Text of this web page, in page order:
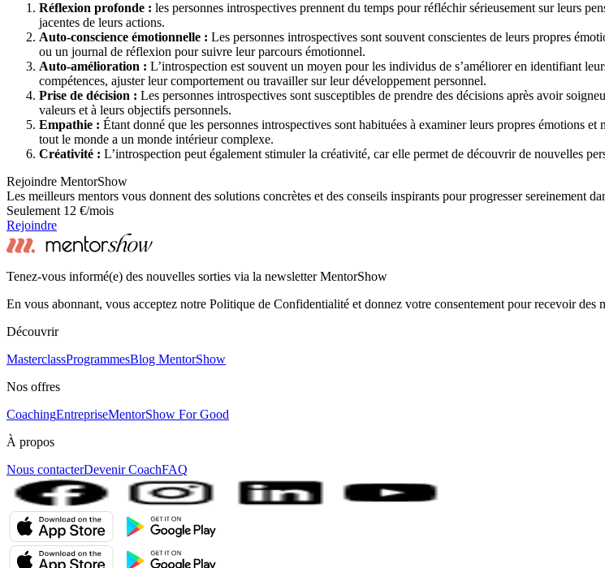
Réflexion profonde : les personnes introspectives prennent du temps pour réfléchir sérieusement sur leurs
jacentes de leurs actions.
Auto-conscience émotionnelle : Les personnes introspectives sont souvent conscientes de leurs propres
ou un journal de réflexion pour suivre leur parcours émotionnel.
Auto-amélioration : L’introspection est souvent un moyen pour les individus de s’améliorer en identifiant
compétences, ajuster leur comportement ou travailler sur leur développement personnel.
Prise de décision : Les personnes introspectives sont susceptibles de prendre des décisions après avoir
valeurs et à leurs objectifs personnels.
Empathie : Étant donné que les personnes introspectives sont habituées à examiner leurs propres émotions
tout le monde a un monde intérieur complexe.
Créativité : L’introspection peut également stimuler la créativité, car elle permet de découvrir de nouvelles
Rejoindre MentorShow
Les meilleurs mentors vous donnent des solutions concrètes et des conseils inspirants pour progresser sereinement
Seulement 12 €/mois
Rejoindre
Tenez-vous informé(e) des nouvelles sorties via la newsletter MentorShow
En vous abonnant, vous acceptez notre Politique de Confidentialité et donnez votre consentement pour recevoir des
Découvrir
MasterclassProgrammesBlog MentorShow
Nos offres
CoachingEntrepriseMentorShow For Good
À propos
Nous contacterDevenir CoachFAQ